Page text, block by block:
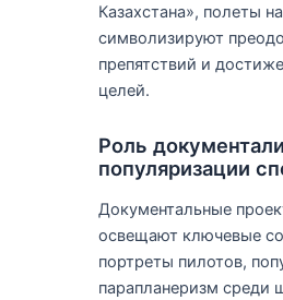
Казахстана», полеты
символизируют
препятствий и
целей.
Роль
популяризации
Документальные
освещают ключевые
портреты пилотов,
парапланеризм среди